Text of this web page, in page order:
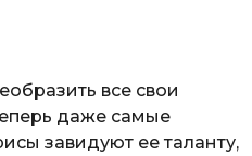
все свои
даже самые
завидуют ее таланту,